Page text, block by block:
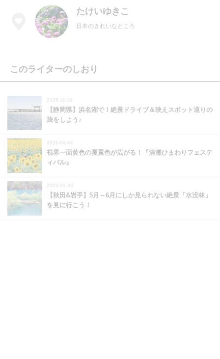
たけいゆきこ
日本のきれいなところ
このライターのしおり
2025-11-19
【静岡県】浜名湖で！絶景ドライブ＆映えスポット巡りの
旅をしよう♪
2025-08-06
視界一面黄色の夏景色が広がる！『清瀬ひまわりフェステ
ィバル』
2025-06-05
【秋田&岩手】5月～6月にしか見られない絶景「水没林」
を見に行こう！